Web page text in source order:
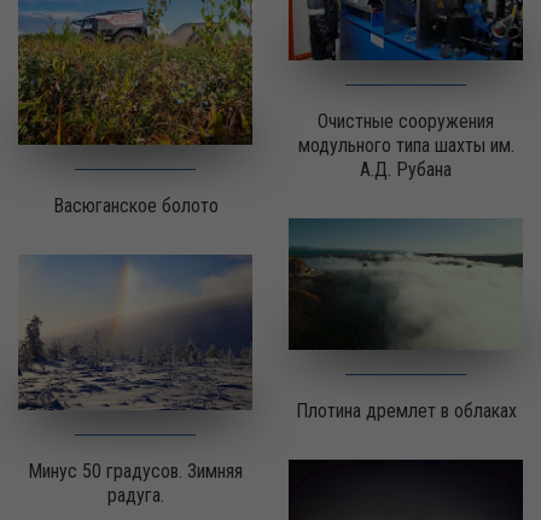
Васюганское болото
Минус 50 градусов. Зимняя
радуга.
Очистные сооружения
модульного типа шахты им.
А.Д. Рубана
Плотина дремлет в облаках